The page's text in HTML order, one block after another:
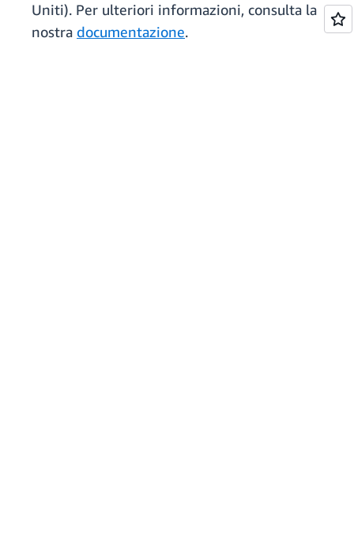
Uniti). Per ulteriori informazioni, consulta la
nostra documentazione.